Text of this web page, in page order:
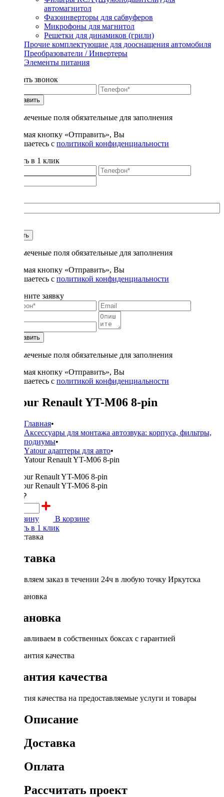
автомагнитол
Фазоинверторы для сабвуферов
Микрофоны для магнитол
Решетки для динамиков (грили)
Прочие комплектующие для дооснащения автомобиля
Преобразователи / Инвертеры
Элементы питания
Заказать звонок
Отправить
* - отмеченые поля обязательные для заполнения
Нажимая кнопку «Отправить», Вы
соглашаетесь с политикой конфиденциальности
Купить в 1 клик
Купить
* - отмеченые поля обязательные для заполнения
Нажимая кнопку «Отправить», Вы
соглашаетесь с политикой конфиденциальности
Заполните заявку
Отправить
* - отмеченые поля обязательные для заполнения
Нажимая кнопку «Отправить», Вы
соглашаетесь с политикой конфиденциальности
Yatour Renault YT-M06 8-pin
Главная•
Аксессуары для монтажа автозвука: корпуса, фильтры,
подиумы•
Yаtour адаптеры для авто•
Yatour Renault YT-M06 8-pin
4200 ₽
В корзину
В корзине
Купить в 1 клик
Доставка
Доставляем заказ в течении 24ч в любую точку Иркутска
Установка
Устанавливаем в собственных боксах с гарантией
Гарантия качества
Гарантия качества на предоставляемые услуги и товары
Описание
Доставка
Оплата
Рассчитать проект